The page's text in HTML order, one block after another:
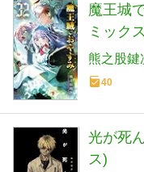
魔王城
ミック
熊之股鍵
40
光が死
ス)